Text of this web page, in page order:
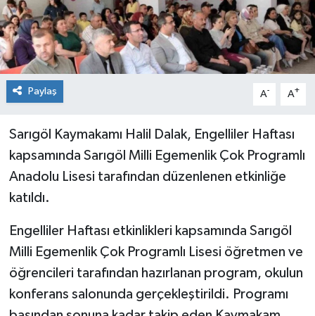
Paylaş A- A+
Sarıgöl Kaymakamı Halil Dalak, Engelliler Haftası
kapsamında Sarıgöl Milli Egemenlik Çok Programlı
Anadolu Lisesi tarafından düzenlenen etkinliğe
katıldı.
Engelliler Haftası etkinlikleri kapsamında Sarıgöl
Milli Egemenlik Çok Programlı Lisesi öğretmen ve
öğrencileri tarafından hazırlanan program, okulun
konferans salonunda gerçekleştirildi. Programı